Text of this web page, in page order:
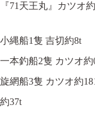
『71天王丸』カツオ
小縄船1隻 吉切約8t
一本釣船2隻 カツオ
旋網船3隻 カツオ約
約37t